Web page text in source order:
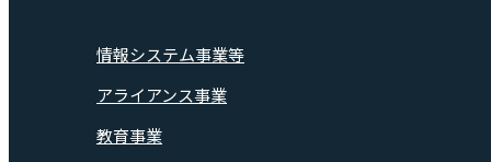
情報システム事業等
アライアンス事業
教育事業